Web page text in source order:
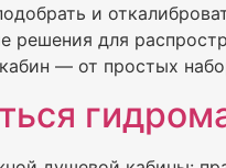
и
решения для
— от простых